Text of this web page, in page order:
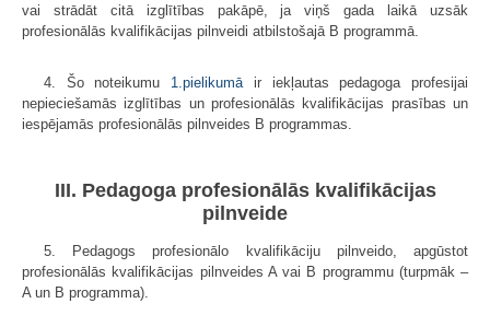
vai strādāt citā izglītības pakāpē, ja viņš gada laikā uzsāk
profesionālās kvalifikācijas pilnveidi atbilstošajā B programmā.
4. Šo noteikumu 1.pielikumāir iekļautas pedagoga profesijai
nepieciešamās izglītības un profesionālās kvalifikācijas prasības un
iespējamās profesionālās pilnveides B programmas.
III. Pedagoga profesionālās kvalifikācijas
pilnveide
5. Pedagogs profesionālo kvalifikāciju pilnveido, apgūstot
profesionālās kvalifikācijas pilnveides A vai B programmu (turpmāk –
A un B programma).